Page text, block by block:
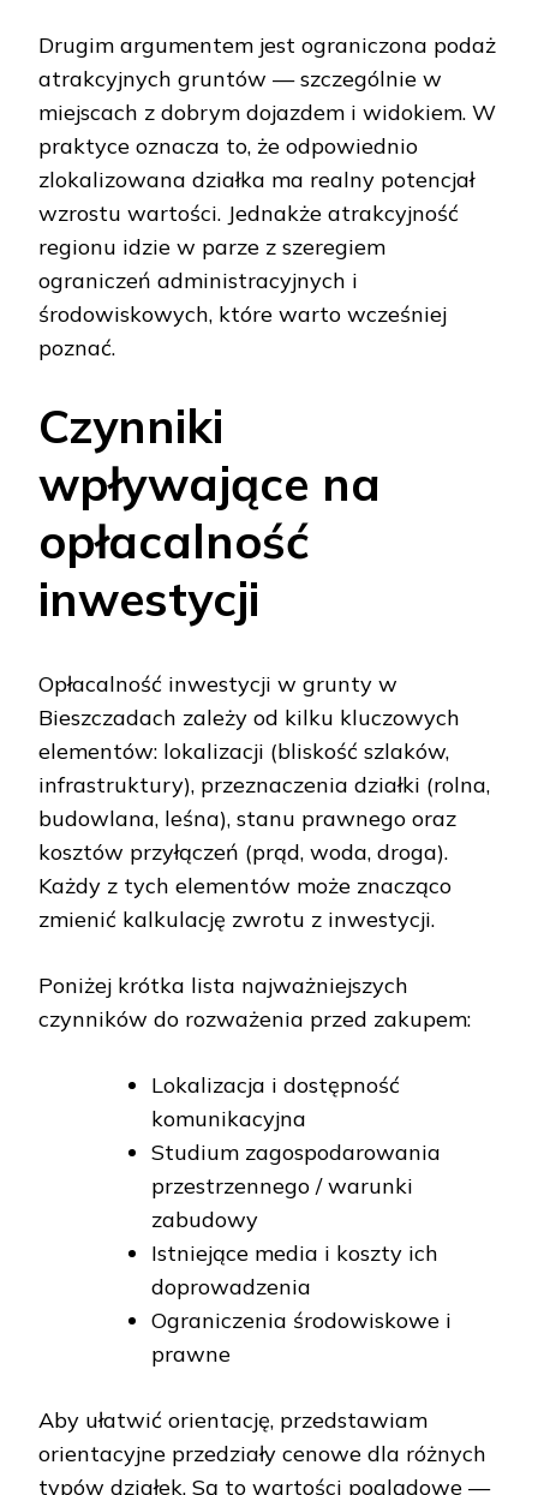
Drugim argumentem jest ograniczona podaż
atrakcyjnych gruntów — szczególnie w
miejscach z dobrym dojazdem i widokiem. W
praktyce oznacza to, że odpowiednio
zlokalizowana działka ma realny potencjał
wzrostu wartości. Jednakże atrakcyjność
regionu idzie w parze z szeregiem
ograniczeń administracyjnych i
środowiskowych, które warto wcześniej
poznać.
Czynniki
wpływające na
opłacalność
inwestycji
Opłacalność inwestycji w grunty w
Bieszczadach zależy od kilku kluczowych
elementów: lokalizacji (bliskość szlaków,
infrastruktury), przeznaczenia działki (rolna,
budowlana, leśna), stanu prawnego oraz
kosztów przyłączeń (prąd, woda, droga).
Każdy z tych elementów może znacząco
zmienić kalkulację zwrotu z inwestycji.
Poniżej krótka lista najważniejszych
czynników do rozważenia przed zakupem:
Lokalizacja i dostępność
komunikacyjna
Studium zagospodarowania
przestrzennego / warunki
zabudowy
Istniejące media i koszty ich
doprowadzenia
Ograniczenia środowiskowe i
prawne
Aby ułatwić orientację, przedstawiam
orientacyjne przedziały cenowe dla różnych
typów działek. Są to wartości poglądowe —